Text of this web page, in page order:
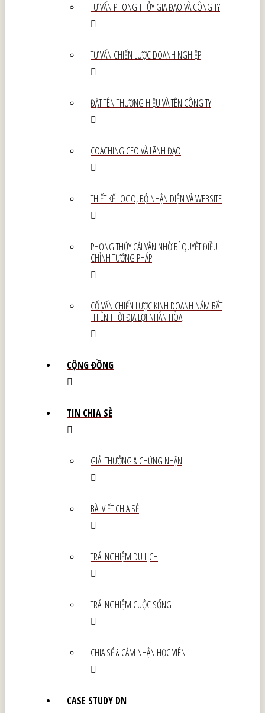
TƯ VẤN PHONG THỦY GIA ĐẠO VÀ CÔNG TY
TƯ VẤN CHIẾN LƯỢC DOANH NGHIỆP
ĐẶT TÊN THƯƠNG HIỆU VÀ TÊN CÔNG TY
COACHING CEO VÀ LÃNH ĐẠO
THIẾT KẾ LOGO, BỘ NHẬN DIỆN VÀ WEBSITE
PHONG THỦY CẢI VẬN NHỜ BÍ QUYẾT ĐIỀU
CHỈNH TƯỚNG PHÁP
CỐ VẤN CHIẾN LƯỢC KINH DOANH NẮM BẮT
THIÊN THỜI ĐỊA LỢI NHÂN HÒA
CỘNG ĐỒNG
TIN CHIA SẺ
GIẢI THƯỞNG & CHỨNG NHẬN
BÀI VIẾT CHIA SẺ
TRẢI NGHIỆM DU LỊCH
TRẢI NGHIỆM CUỘC SỐNG
CHIA SẺ & CẢM NHẬN HỌC VIÊN
CASE STUDY DN